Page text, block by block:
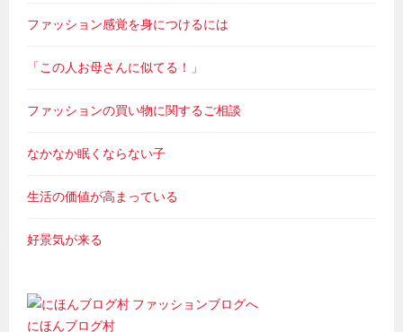
ファッション感覚を身につけるには
「この人お母さんに似てる！」
ファッションの買い物に関するご相談
なかなか眠くならない子
生活の価値が高まっている
好景気が来る
にほんブログ村